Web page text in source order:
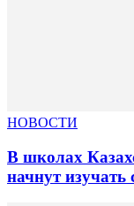
НОВОСТИ
В школах
начнут изучать